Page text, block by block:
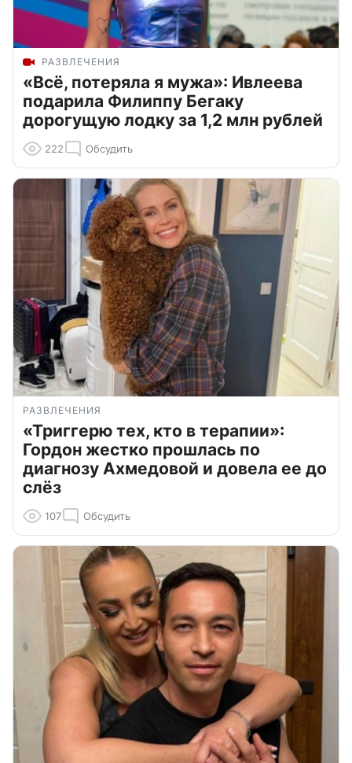
РАЗВЛЕЧЕНИЯ
«Всё, потеряла я мужа»: Ивлеева
подарила Филиппу Бегаку
дорогущую лодку за 1,2 млн рублей
222 Обсудить
РАЗВЛЕЧЕНИЯ
«Триггерю тех, кто в терапии»:
Гордон жестко прошлась по
диагнозу Ахмедовой и довела ее до
слёз
107 Обсудить